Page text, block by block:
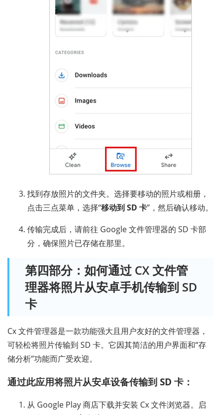
找到存放照片的文件夹。选择要移动的照片或相册，
点击三点菜单，选择“移动到 SD 卡”，然后确认移动。
传输完成后，请前往 Google 文件管理器的 SD 卡部
分，确保照片已存储在那里。
第四部分：如何通过 CX 文件管
理器将照片从安卓手机传输到 SD
卡
Cx 文件管理器是一款功能强大且用户友好的文件管理器，
可轻松将照片传输到 SD 卡。它因其简洁的用户界面和“存
储分析”功能而广受欢迎。
通过此应用将照片从安卓设备传输到 SD 卡：
从 Google Play 商店下载并安装 Cx 文件浏览器。启